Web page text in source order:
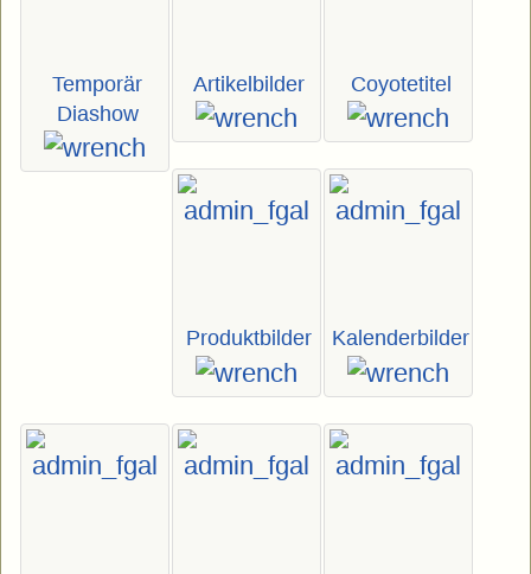
Temporär
Diashow
Artikelbilder Coyotetitel
Produktbilder Kalenderbilder